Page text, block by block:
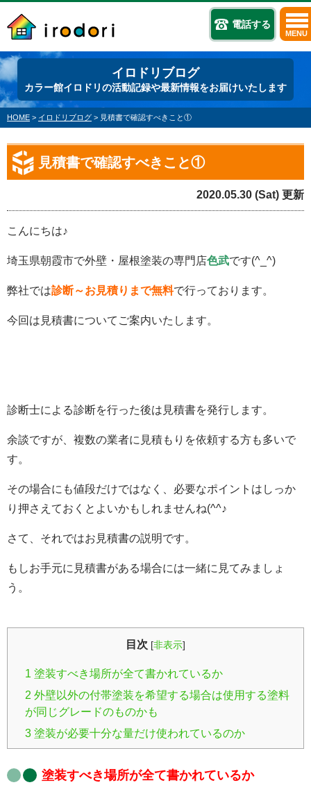
電話する
MENU
イロドリブログ
カラー館イロドリの活動記録や最新情報をお届けいたします
HOME > イロドリブログ > 見積書で確認すべきこと①
見積書で確認すべきこと①
2020.05.30 (Sat) 更新
こんにちは♪
埼玉県朝霞市で外壁・屋根塗装の専門店色武です(^_^)
弊社では診断～お見積りまで無料で行っております。
今回は見積書についてご案内いたします。
診断士による診断を行った後は見積書を発行します。
余談ですが、複数の業者に見積もりを依頼する方も多いで
す。
その場合にも値段だけではなく、必要なポイントはしっか
り押さえておくとよいかもしれませんね(^^♪
さて、それではお見積書の説明です。
もしお手元に見積書がある場合には一緒に見てみましょ
う。
目次 [非表示]
1 塗装すべき場所が全て書かれているか
2 外壁以外の付帯塗装を希望する場合は使用する塗料
が同じグレードのものかも
3 塗装が必要十分な量だけ使われているのか
塗装すべき場所が全て書かれているか